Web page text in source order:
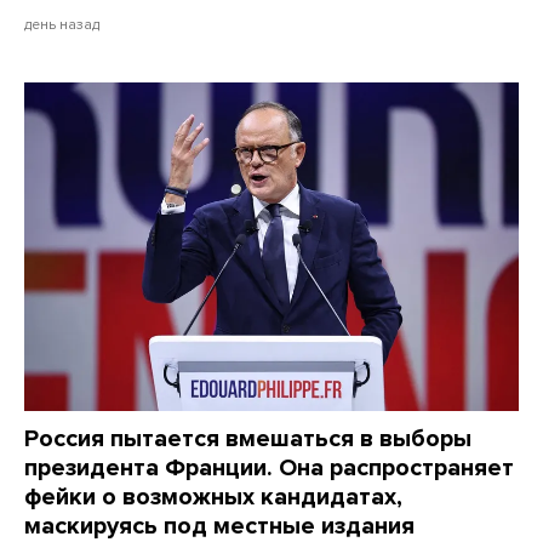
день назад
Россия пытается вмешаться в выборы
президента Франции. Она распространяет
фейки о возможных кандидатах,
маскируясь под местные издания